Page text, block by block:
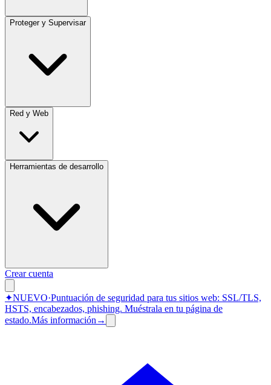
Proteger y Supervisar
Red y Web
Herramientas de desarrollo
Crear cuenta
✦NUEVO·Puntuación de seguridad para tus sitios web: SSL/TLS,
HSTS, encabezados, phishing. Muéstrala en tu página de
estado.Más información →